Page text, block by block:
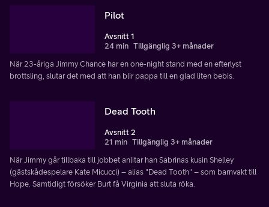
Pilot
Avsnitt 1
24 min Tillgänglig 3+ månader
När 23-åriga Jimmy Chance har en one-night stand med en efterlyst
brottsling, slutar det med att han blir pappa till en glad liten bebis.
Dead Tooth
Avsnitt 2
21 min Tillgänglig 3+ månader
När Jimmy går tillbaka till jobbet anlitar han Sabrinas kusin Shelley
(gästskådespelare Kate Micucci) – alias "Dead Tooth" – som barnvakt till
Hope. Samtidigt försöker Burt få Virginia att sluta röka.